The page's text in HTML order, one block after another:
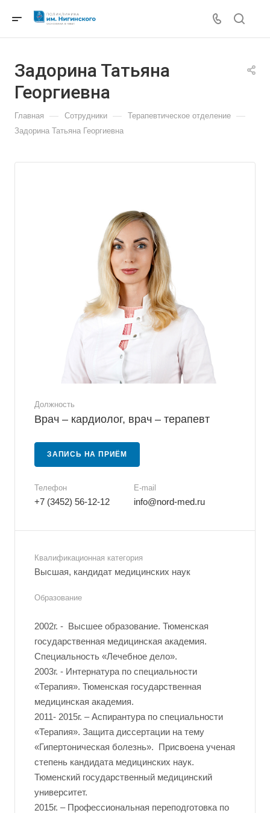
Задорина Татьяна
Георгиевна
Главная — Сотрудники — Терапевтическое отделение —
Задорина Татьяна Георгиевна
Должность
Врач – кардиолог, врач – терапевт
ЗАПИСЬ НА ПРИЁМ
Телефон
+7 (3452) 56-12-12
E-mail
info@nord-med.ru
Квалификационная категория
Высшая, кандидат медицинских наук
Образование
2002г. - Высшее образование. Тюменская
государственная медицинская академия.
Специальность «Лечебное дело».
2003г. - Интернатура по специальности
«Терапия». Тюменская государственная
медицинская академия.
2011- 2015г. – Аспирантура по специальности
«Терапия». Защита диссертации на тему
«Гипертоническая болезнь». Присвоена ученая
степень кандидата медицинских наук.
Тюменский государственный медицинский
университет.
2015г. – Профессиональная переподготовка по